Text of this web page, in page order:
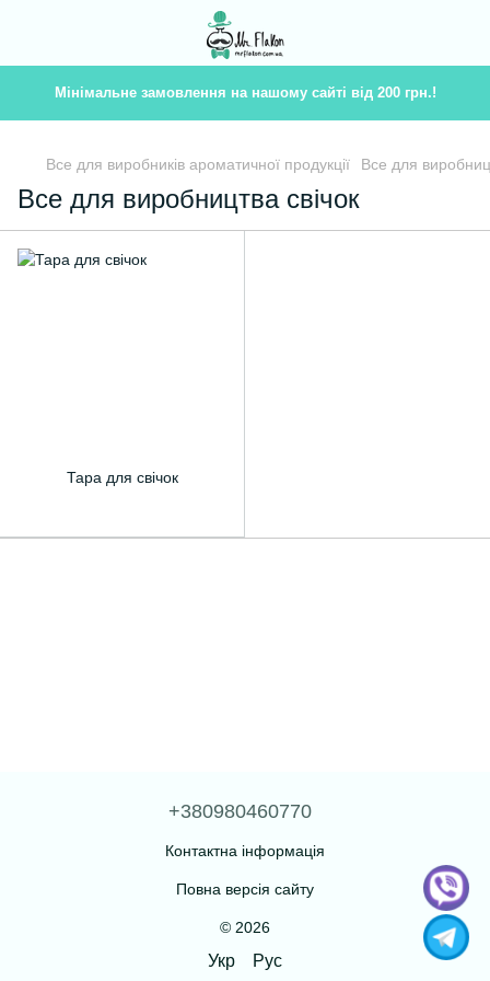
Мінімальне замовлення на нашому сайті від 200 грн.!
Все для виробників ароматичної продукції Все для
Все для виробництва свічок
Тара для свічок
+380980460770
Контактна інформація
Повна версія сайту
© 2026
Укр Рус